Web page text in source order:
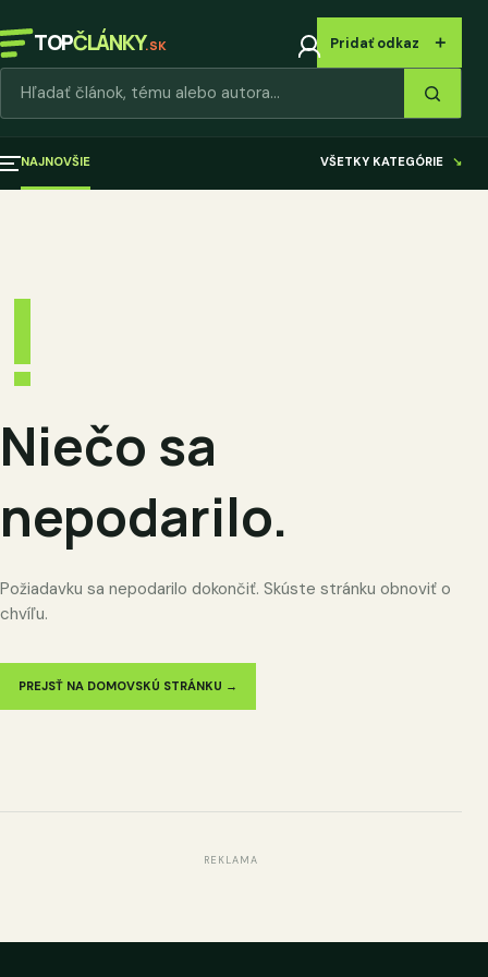
TOPČLÁNKY.SK Pridať odkaz ＋
NAJNOVŠIE VŠETKY KATEGÓRIE ↘
!
Niečo sa
nepodarilo.
Požiadavku sa nepodarilo dokončiť. Skúste stránku obnoviť o
chvíľu.
PREJSŤ NA DOMOVSKÚ STRÁNKU →
REKLAMA